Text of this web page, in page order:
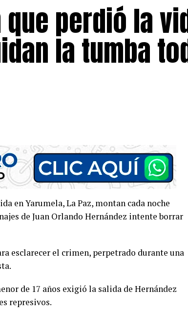
perdió la
la tumba
en Yarumela, La Paz, montan cada noche
de Juan Orlando Hernández intente borrar
esclarecer el crimen, perpetrado durante una
de 17 años exigió la salida de Hernández
represivos.